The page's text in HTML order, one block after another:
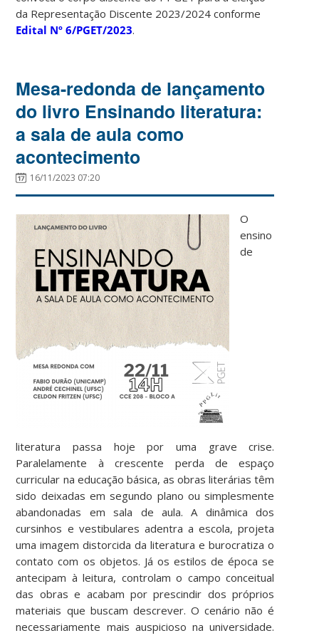
da Representação Discente 2023/2024 conforme
Edital Nº 6/PGET/2023.
Mesa-redonda de lançamento
do livro Ensinando literatura:
a sala de aula como
acontecimento
16/11/2023 07:20
O
ensino
de
literatura passa hoje por uma grave crise.
Paralelamente à crescente perda de espaço
curricular na educação básica, as obras literárias têm
sido deixadas em segundo plano ou simplesmente
abandonadas em sala de aula. A dinâmica dos
cursinhos e vestibulares adentra a escola, projeta
uma imagem distorcida da literatura e burocratiza o
contato com os objetos. Já os estilos de época se
antecipam à leitura, controlam o campo conceitual
das obras e acabam por prescindir dos próprios
materiais que buscam descrever. O cenário não é
necessariamente mais auspicioso na universidade.